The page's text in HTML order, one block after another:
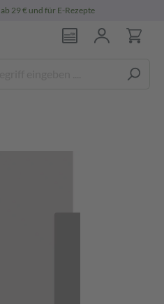
ab 29 € und für E-Rezepte